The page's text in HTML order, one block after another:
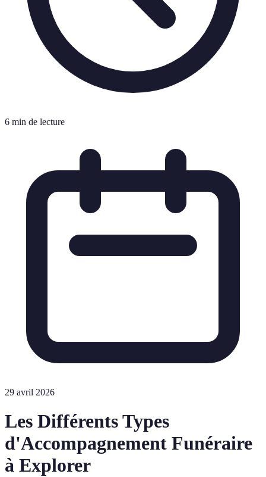
6 min de lecture
29 avril 2026
Les Différents Types
d'Accompagnement Funéraire
à Explorer